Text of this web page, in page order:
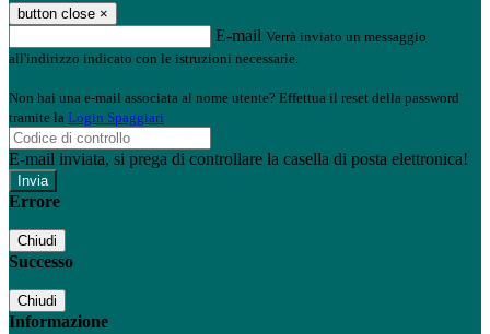
button close ×
E-mail Verrà inviato un messaggio
all'indirizzo indicato con le istruzioni necessarie.
Non hai una e-mail associata al nome utente? Effettua il reset della password
tramite la Login Spaggiari
E-mail inviata, si prega di controllare la casella di posta elettronica!
Errore
Chiudi
Successo
Chiudi
Informazione